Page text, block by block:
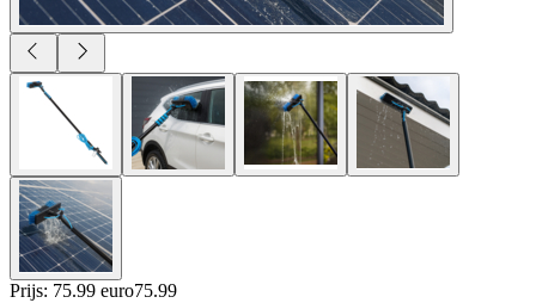
Prijs: 75.99 euro75.99